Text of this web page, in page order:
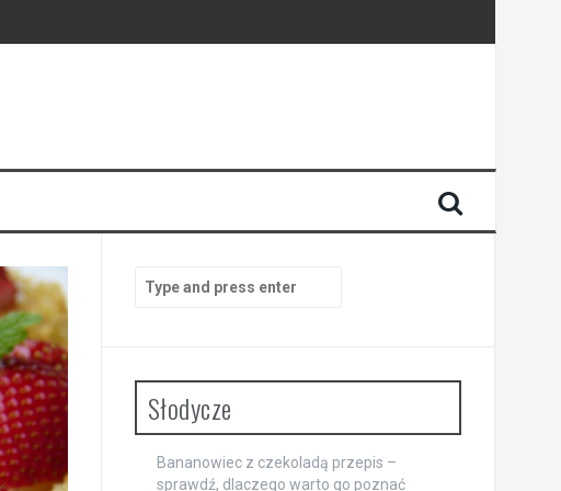
for:
Słodycze
Bananowiec z czekoladą przepis –
sprawdź, dlaczego warto go poznać